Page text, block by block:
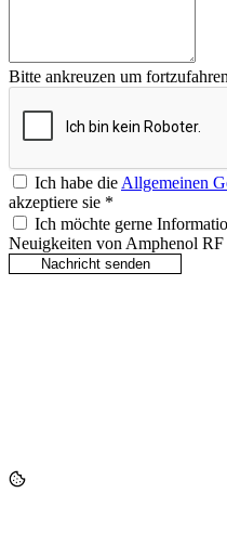
Bitte ankreuzen um fortzufahren
Ich habe die Allgemeinen
akzeptiere sie *
Ich möchte gerne
Neuigkeiten von Amphenol RF